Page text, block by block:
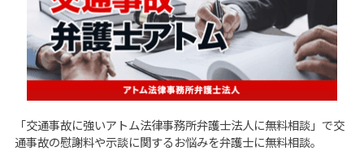
「交通事故に強いアトム法律事務所弁護士法人に無料相談」で交
通事故の慰謝料や示談に関するお悩みを弁護士に無料相談。